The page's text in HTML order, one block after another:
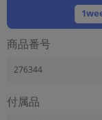
商品番号
276344
付属品
ランク
「新品」「未使用」「中古」など
CPU